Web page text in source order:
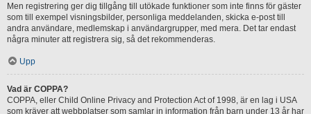
Men registrering ger dig tillgång till utökade funktioner som inte finns för gäster
som till exempel visningsbilder, personliga meddelanden, skicka e-post till
andra användare, medlemskap i användargrupper, med mera. Det tar endast
några minuter att registrera sig, så det rekommenderas.
Upp
Vad är COPPA?
COPPA, eller Child Online Privacy and Protection Act of 1998, är en lag i USA
som kräver att webbplatser som samlar in information från barn under 13 år har